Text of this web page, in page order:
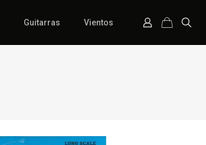
Guitarras Vientos